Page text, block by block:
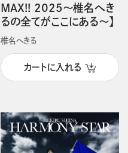
MAX!! 2025～椎名へき
るの全てがここにある～】
椎名へきる
カートに入れる